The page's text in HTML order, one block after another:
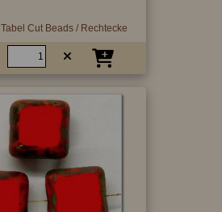
Tabel Cut Beads / Rechtecke